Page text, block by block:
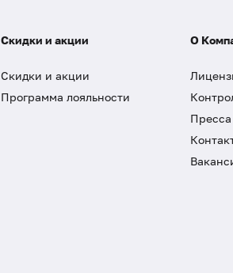
Скидки и акции
Скидки и акции
Программа лояльности
О